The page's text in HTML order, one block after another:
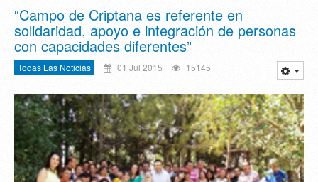
“Campo de Criptana es referente en
solidaridad, apoyo e integración de personas
con capacidades diferentes”
Todas Las Noticias 01 Jul 2015 15145